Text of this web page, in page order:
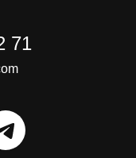
71